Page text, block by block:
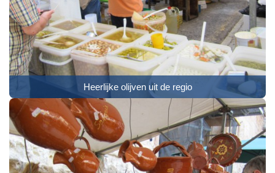
Heerlijke olijven uit de regio